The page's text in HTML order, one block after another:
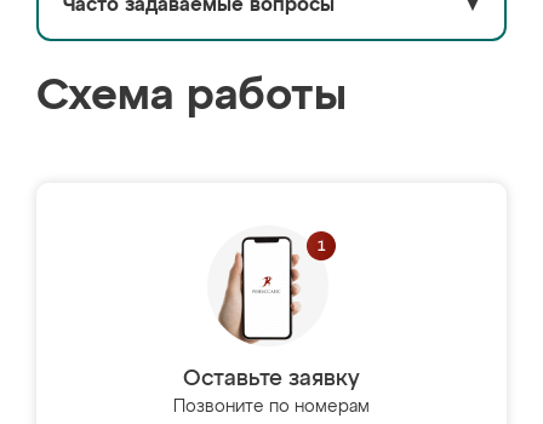
Часто задаваемые вопросы ▼
Схема работы
Оставьте заявку
Позвоните по номерам